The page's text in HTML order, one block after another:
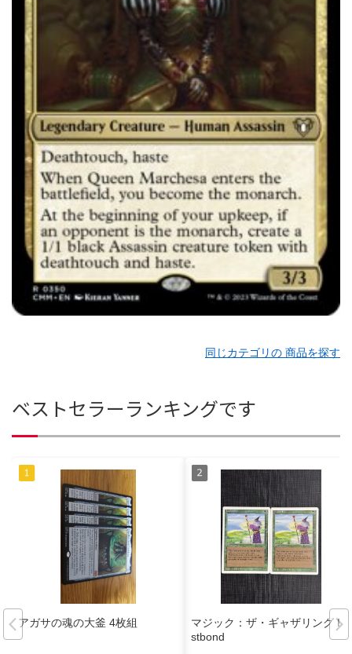
同じカテゴリの 商品を探す
ベストセラーランキングです
アガサの魂の大釜 4枚組
マジック：ザ・ギャザリング Fa
stbond